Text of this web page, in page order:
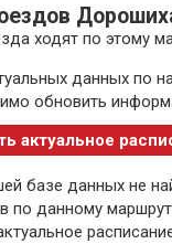
ходят по этому
данных по
обновить
актуальное
базе данных не
по данному